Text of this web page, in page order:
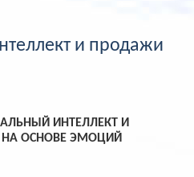
и продажи
ИНТЕЛЛЕКТ И
ОСНОВЕ ЭМОЦИЙ